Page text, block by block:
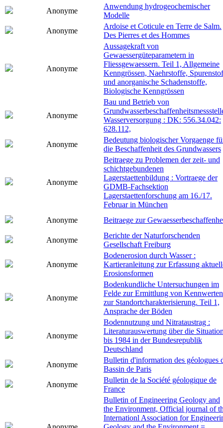
Anonyme
Anwendung hydrogeochemischer
Modelle
Anonyme
Ardoise et Coticule en Terre de Salm.
Des Pierres et des Hommes
Anonyme
Aussagekraft von
Gewaessergüteparametern in
Fliessgewaessern. Teil 1, Allgemeine
Kenngrössen, Naehrstoffe,
und anorganische Schadenstoffe,
Biologische Kenngrössen
Anonyme
Bau und Betrieb von
Wasserversorgung : DK: 556.34.042:
628.112,
Anonyme
Bedeutung biologischer Vorgaenge
die Beschaffenheit des Grundwassers
Anonyme
Beitraege zu Problemen der zeit- und
schichtgebundenen
Lagerstaettenbildung : Vortraege der
GDMB-Fachsektion
Lagerstaettenforschung am 16./17.
Februar in München
Anonyme
Beitraege zur
Anonyme
Berichte der Naturforschenden
Gesellschaft Freiburg
Anonyme
Bodenerosion durch Wasser :
Kartieranleitung zur Erfassung
Erosionsformen
Anonyme
Bodenkundliche Untersuchungen im
Felde zur Ermittlung von Kennwerten
zur Standortcharakterisierung. Teil 1,
Ansprache der Böden
Anonyme
Bodennutzung und Nitrataustrag :
Literaturauswertung über die
bis 1984 in der Bundesrepublik
Deutschland
Anonyme
Bulletin d'information des géologues
Bassin de Paris
Anonyme
Bulletin de la Société géologique de
France
Bulletin of Engineering Geology and
the Environment, Official journal of
Internationl Association for